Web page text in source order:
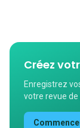
Créez
Enregistrez
votre revue de